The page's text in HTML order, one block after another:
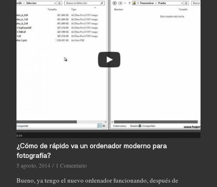
¿Cómo de rápido va un ordenador moderno para
fotografía?
5 agosto, 2014 / 1 Comentario
Bueno, ya tengo el nuevo ordenador funcionando, después de